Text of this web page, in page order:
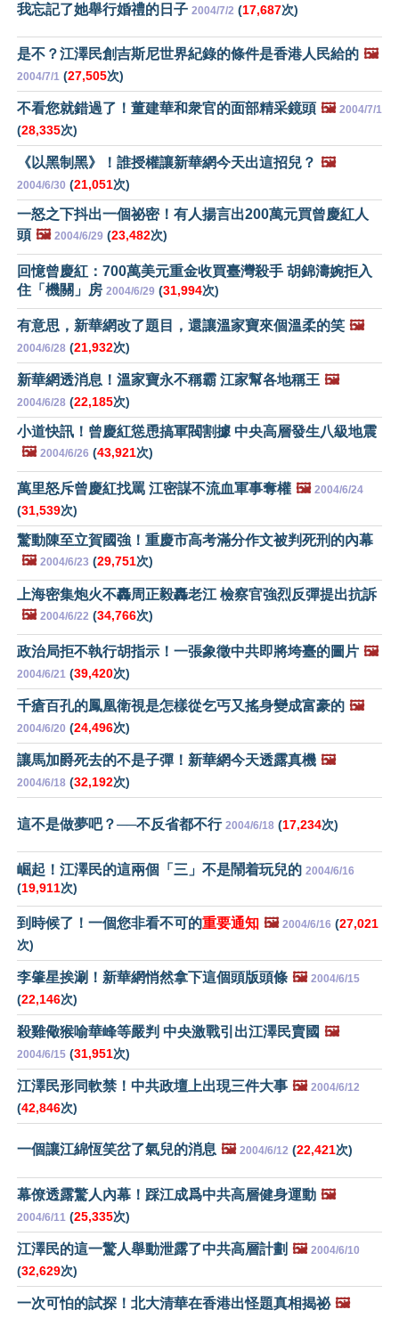
我忘記了她舉行婚禮的日子 2004/7/2 (17,687次)
是不？江澤民創吉斯尼世界紀錄的條件是香港人民給的 🖼️
2004/7/1 (27,505次)
不看您就錯過了！董建華和衆官的面部精采鏡頭 🖼️ 2004/7/1
(28,335次)
《以黑制黑》！誰授權讓新華網今天出這招兒？ 🖼️
2004/6/30 (21,051次)
一怒之下抖出一個祕密！有人揚言出200萬元買曾慶紅人
頭 🖼️ 2004/6/29 (23,482次)
回憶曾慶紅：700萬美元重金收買臺灣殺手 胡錦濤婉拒入
住「機關」房 2004/6/29 (31,994次)
有意思，新華網改了題目，還讓溫家寶來個溫柔的笑 🖼️
2004/6/28 (21,932次)
新華網透消息！溫家寶永不稱霸 江家幫各地稱王 🖼️
2004/6/28 (22,185次)
小道快訊！曾慶紅慫恿搞軍閥割據 中央高層發生八級地震
🖼️ 2004/6/26 (43,921次)
萬里怒斥曾慶紅找罵 江密謀不流血軍事奪權 🖼️ 2004/6/24
(31,539次)
驚動陳至立賀國強！重慶市高考滿分作文被判死刑的內幕
🖼️ 2004/6/23 (29,751次)
上海密集炮火不轟周正毅轟老江 檢察官強烈反彈提出抗訴
🖼️ 2004/6/22 (34,766次)
政治局拒不執行胡指示！一張象徵中共即將垮臺的圖片 🖼️
2004/6/21 (39,420次)
千瘡百孔的鳳凰衛視是怎樣從乞丐又搖身變成富豪的 🖼️
2004/6/20 (24,496次)
讓馬加爵死去的不是子彈！新華網今天透露真機 🖼️
2004/6/18 (32,192次)
這不是做夢吧？──不反省都不行 2004/6/18 (17,234次)
崛起！江澤民的這兩個「三」不是鬧着玩兒的 2004/6/16
(19,911次)
到時候了！一個您非看不可的重要通知 🖼️ 2004/6/16 (27,021
次)
李肇星挨涮！新華網悄然拿下這個頭版頭條 🖼️ 2004/6/15
(22,146次)
殺雞儆猴喻華峰等嚴判 中央激戰引出江澤民賣國 🖼️
2004/6/15 (31,951次)
江澤民形同軟禁！中共政壇上出現三件大事 🖼️ 2004/6/12
(42,846次)
一個讓江綿恆笑岔了氣兒的消息 🖼️ 2004/6/12 (22,421次)
幕僚透露驚人內幕！踩江成爲中共高層健身運動 🖼️
2004/6/11 (25,335次)
江澤民的這一驚人舉動泄露了中共高層計劃 🖼️ 2004/6/10
(32,629次)
一次可怕的試探！北大清華在香港出怪題真相揭祕 🖼️